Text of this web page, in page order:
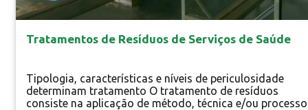
Tratamentos de Resíduos de Serviços de Saúde
Tipologia, características e níveis de periculosidade
determinam tratamento O tratamento de resíduos
consiste na aplicação de método, técnica e/ou processo